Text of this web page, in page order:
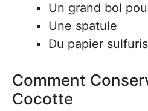
Un grand bol
Une spatule
Du papier
Comment
Cocotte